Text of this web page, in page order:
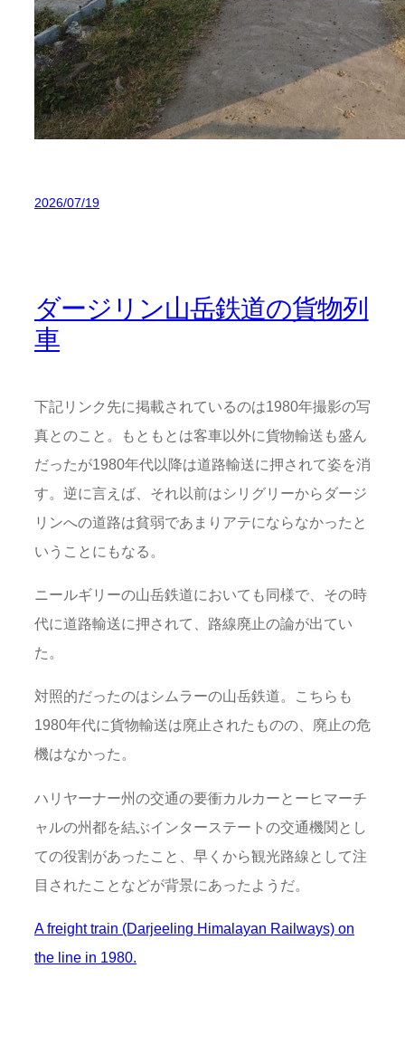
2026/07/19
ダージリン山岳鉄道の貨物列
車
下記リンク先に掲載されているのは1980年撮影の写
真とのこと。もともとは客車以外に貨物輸送も盛ん
だったが1980年代以降は道路輸送に押されて姿を消
す。逆に言えば、それ以前はシリグリーからダージ
リンへの道路は貧弱であまりアテにならなかったと
いうことにもなる。
ニールギリーの山岳鉄道においても同様で、その時
代に道路輸送に押されて、路線廃止の論が出てい
た。
対照的だったのはシムラーの山岳鉄道。こちらも
1980年代に貨物輸送は廃止されたものの、廃止の危
機はなかった。
ハリヤーナー州の交通の要衝カルカーとーヒマーチ
ャルの州都を結ぶインターステートの交通機関とし
ての役割があったこと、早くから観光路線として注
目されたことなどが背景にあったようだ。
A freight train (Darjeeling Himalayan Railways) on
the line in 1980.